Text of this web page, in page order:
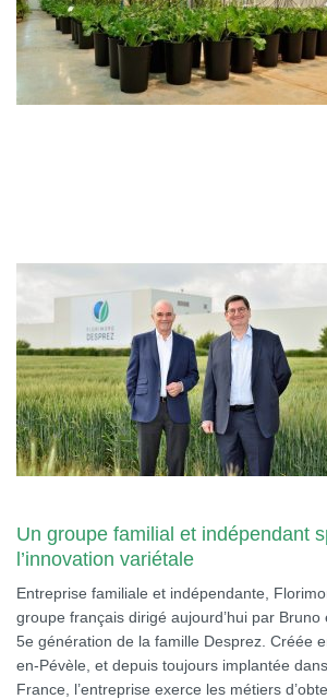
Un groupe familial et indépendant
l’innovation variétale
Entreprise familiale et indépendante,
groupe français dirigé aujourd’hui par Bruno
5e génération de la famille Desprez. Créée
en-Pévèle, et depuis toujours implantée
France, l’entreprise exerce les métiers